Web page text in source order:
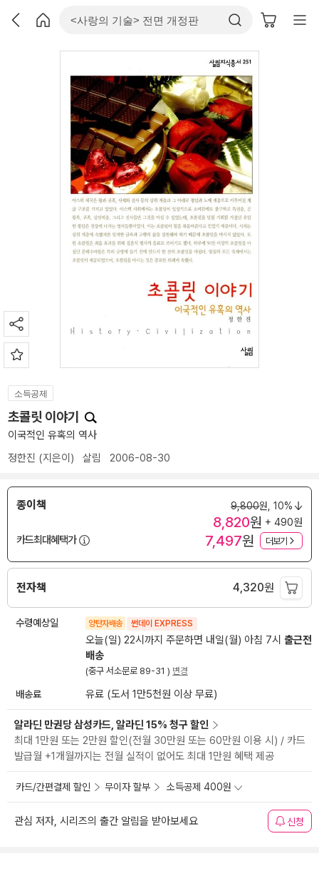
소득공제
초콜릿 이야기
이국적인 유혹의 역사
정한진 (지은이) 살림 2006-08-30
종이책 9,800원, 10%
8,820원 + 490원
카드최대혜택가
7,497원 더보기
전자책 4,320원
수령예상일 양탄자배송 썬데이 EXPRESS
오늘(일) 22시까지 주문하면 내일(월) 아침 7시 출근전
배송
(중구 서소문로 89-31 ) 변경
배송료 유료 (도서 1만5천원 이상 무료)
알라딘 만권당 삼성카드, 알라딘 15% 청구 할인
최대 1만원 또는 2만원 할인(전월 30만원 또는 60만원 이용 시) / 카드
발급월 +1개월까지는 전월 실적이 없어도 최대 1만원 혜택 제공
카드/간편결제 할인 무이자 할부 소득공제 400원
관심 저자, 시리즈의 출간 알림을 받아보세요 신청